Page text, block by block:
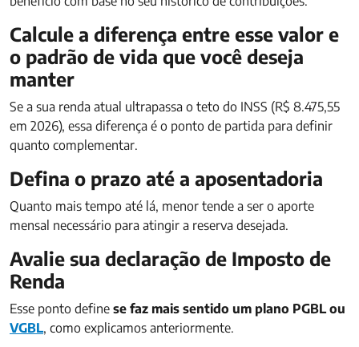
Calcule a diferença entre esse valor e
o padrão de vida que você deseja
manter
Se a sua renda atual ultrapassa o teto do INSS (R$ 8.475,55
em 2026), essa diferença é o ponto de partida para definir
quanto complementar.
Defina o prazo até a aposentadoria
Quanto mais tempo até lá, menor tende a ser o aporte
mensal necessário para atingir a reserva desejada.
Avalie sua declaração de Imposto de
Renda
Esse ponto define se faz mais sentido um plano PGBL ou
VGBL, como explicamos anteriormente.